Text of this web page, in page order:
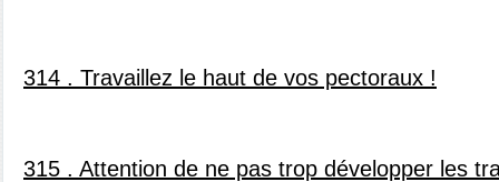
314 . Travaillez le haut de vos pectoraux !
315 . Attention de ne pas trop développer les